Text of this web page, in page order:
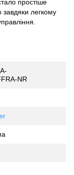
простіше
завдяки легкому
NR